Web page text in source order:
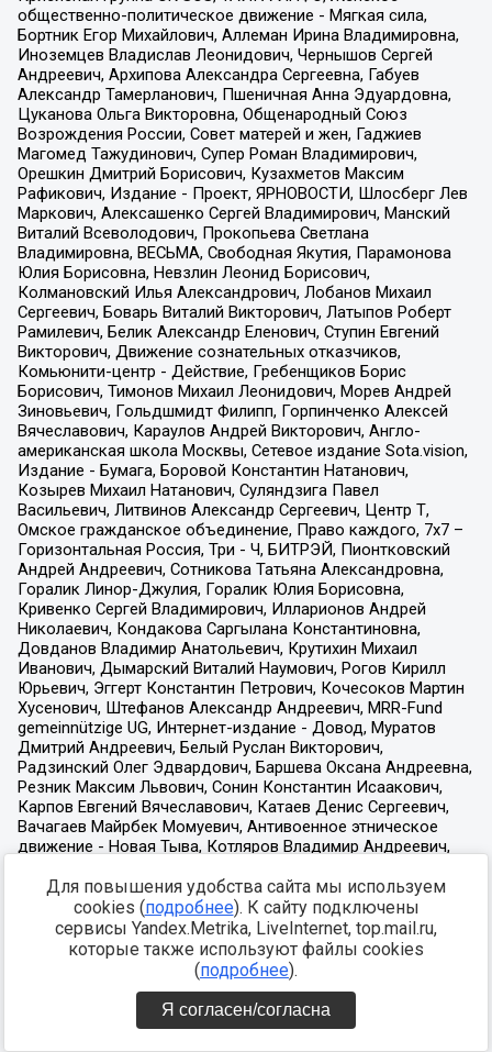
Для повышения удобства сайта мы используем
cookies (подробнее). К сайту подключены
сервисы Yandex.Metrika, LiveInternet, top.mail.ru,
которые также используют файлы cookies
(подробнее).
Я согласен/согласна